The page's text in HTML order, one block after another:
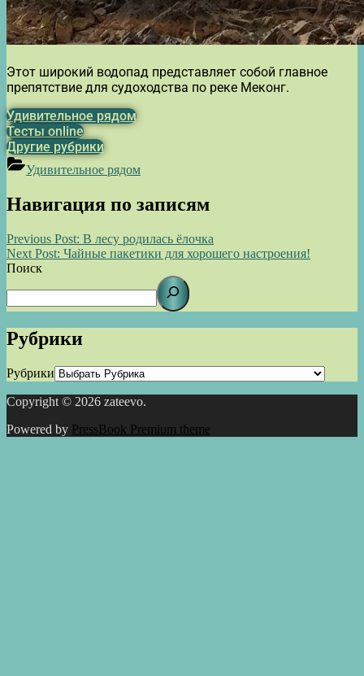
Этот широкий водопад представляет собой главное
препятствие для судоходства по реке Меконг.
Удивительное рядом
Тесты online
Другие рубрики
Удивительное рядом
Навигация по записям
Previous Post: В лесу родилась ёлочка
Next Post: Чайные пакетики для хорошего настроения!
Поиск
Рубрики
Рубрики
Copyright © 2026 zateevo.
Powered by PressBook Premium theme